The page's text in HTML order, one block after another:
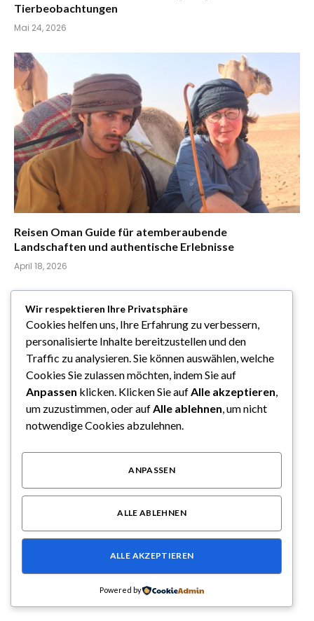
Tierbeobachtungen
Mai 24, 2026
Reisen Oman Guide für atemberaubende
Landschaften und authentische Erlebnisse
April 18, 2026
Familienausflug mit Übernachtung die Top Reiseideen
für jedes Budget
Wir respektieren Ihre Privatsphäre
Cookies helfen uns, Ihre Erfahrung zu verbessern,
personalisierte Inhalte bereitzustellen und den
Traffic zu analysieren. Sie können auswählen, welche
Cookies Sie zulassen möchten, indem Sie auf
Anpassen klicken. Klicken Sie aufAlle akzeptieren,
um zuzustimmen, oder aufAlle ablehnen, um nicht
notwendige Cookies abzulehnen.
ANPASSEN
ALLE ABLEHNEN
ALLE AKZEPTIEREN
Powered by